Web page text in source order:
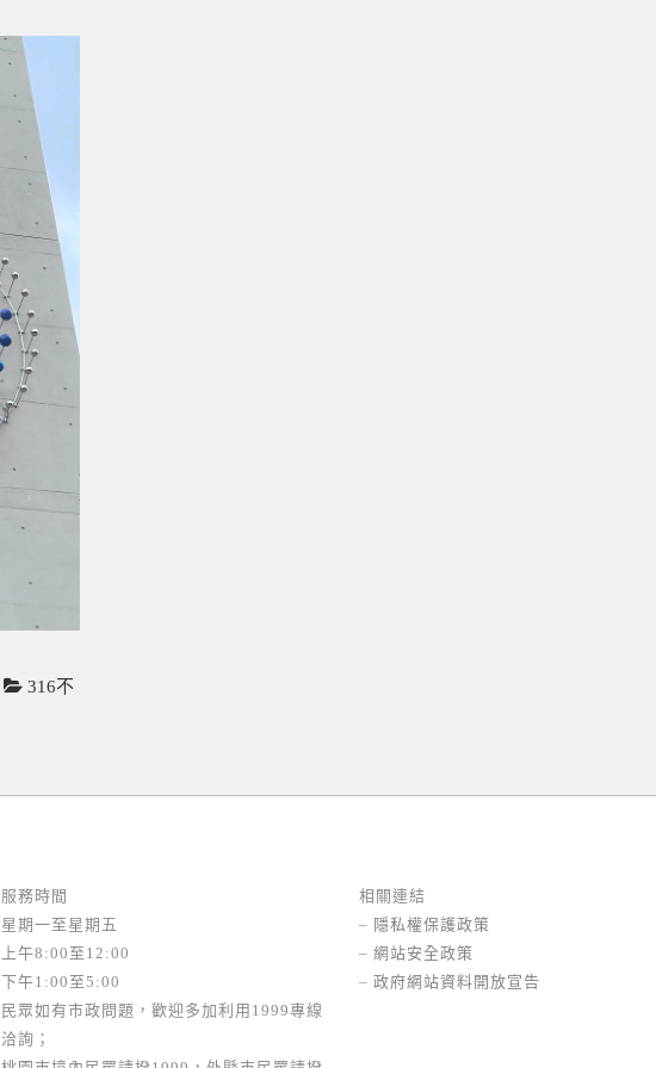
316不
服務時間
星期一至星期五
上午8:00至12:00
下午1:00至5:00
民眾如有市政問題，歡迎多加利用1999專線
洽詢；
相關連結
– 隱私權保護政策
– 網站安全政策
– 政府網站資料開放宣告